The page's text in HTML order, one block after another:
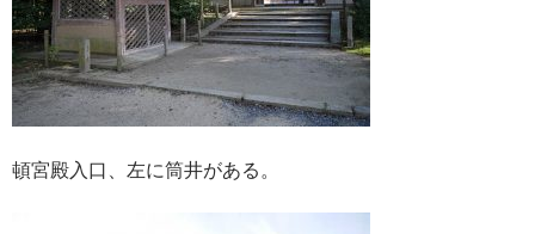
頓宮殿入口、左に筒井がある。